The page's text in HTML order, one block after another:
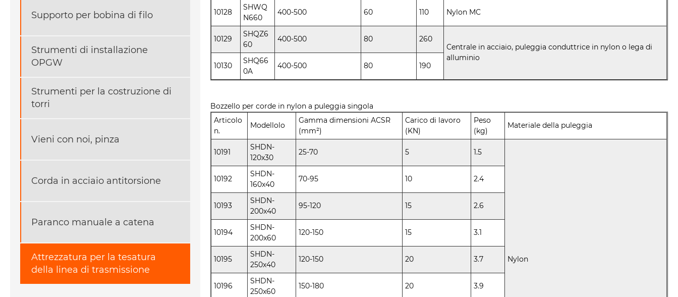
Supporto per bobina di filo
Strumenti di installazione
OPGW
Strumenti per la costruzione di
torri
Vieni con noi, pinza
Corda in acciaio antitorsione
Paranco manuale a catena
Attrezzatura per la tesatura
della linea di trasmissione
10128
SHWQ
N660
400-500 60 110 Nylon MC
10129
SHQZ6
60
400-500 80
260
Centrale in acciaio, puleggia conduttrice in nylon o lega di
alluminio
10130
SHQ66
0A
400-500 80 190
Bozzello per corde in nylon a puleggia singola
Articolo
n.
Modellolo
Gamma dimensioni ACSR
(mm²)
Carico di lavoro
(KN)
Peso
(kg)
Materiale della puleggia
10191
SHDN-
120x30
25-70 5 1.5
Nylon
10192
SHDN-
160x40
70-95 10 2.4
10193
SHDN-
200x40
95-120 15 2.6
10194
SHDN-
200x60
120-150 15 3.1
10195
SHDN-
250x40
120-150 20 3.7
10196
SHDN-
250x60
150-180 20 3.9